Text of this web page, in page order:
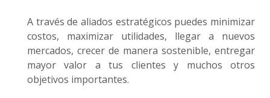
A través de aliados estratégicos puedes minimizar
costos, maximizar utilidades, llegar a nuevos
mercados, crecer de manera sostenible, entregar
mayor valor a tus clientes y muchos otros
objetivos importantes.